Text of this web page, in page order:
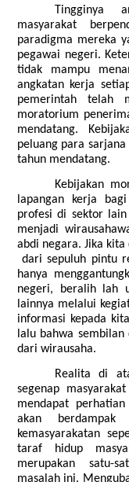
Tingginya
masyarakat
paradigma mereka
pegawai negeri.
tidak mampu
angkatan kerja
pemerintah telah
moratorium
mendatang.
peluang para
tahun mendatang.
Kebijakan
lapangan kerja
profesi di sektor
menjadi
abdi negara. Jika
dari sepuluh pintu
hanya
negeri, beralih lah
lainnya melalui
informasi kepada
lalu bahwa
dari wirausaha.
Realita di
segenap
mendapat
akan
kemasyarakatan
taraf hidup
merupakan satu-
masalah ini.